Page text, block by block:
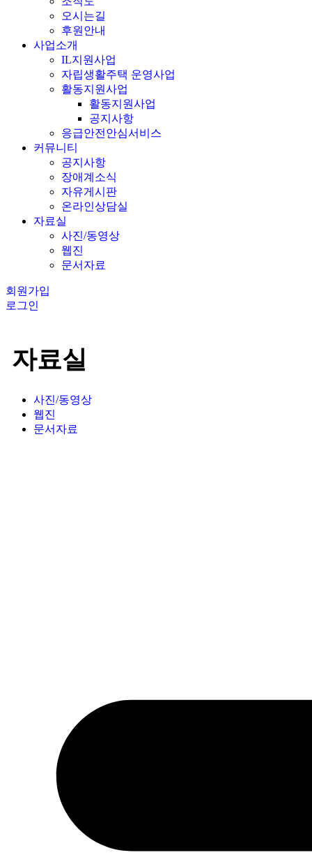
오시는길
후원안내
사업소개
IL지원사업
자립생활주택 운영사업
활동지원사업
활동지원사업
공지사항
응급안전안심서비스
커뮤니티
공지사항
장애계소식
자유게시판
온라인상담실
자료실
사진/동영상
웹진
문서자료
회원가입
로그인
자료실
사진/동영상
웹진
문서자료